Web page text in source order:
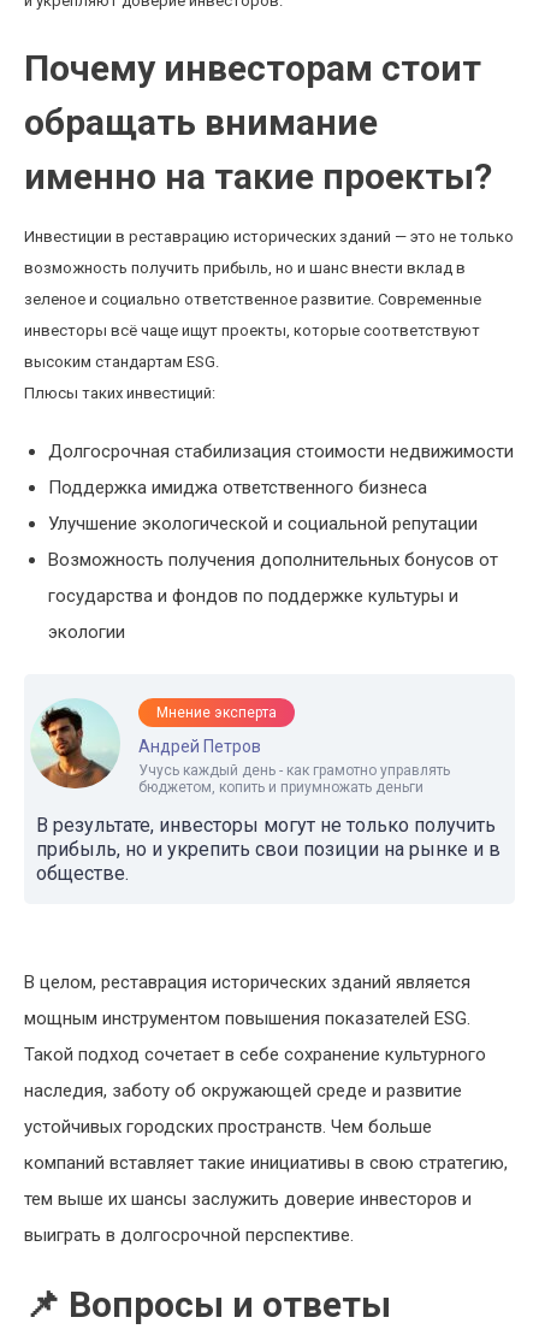
Почему инвесторам стоит
обращать внимание
именно на такие проекты?
Инвестиции в реставрацию исторических зданий — это не только
возможность получить прибыль, но и шанс внести вклад в
зеленое и социально ответственное развитие. Современные
инвесторы всё чаще ищут проекты, которые соответствуют
высоким стандартам ESG.
Плюсы таких инвестиций:
Долгосрочная стабилизация стоимости недвижимости
Поддержка имиджа ответственного бизнеса
Улучшение экологической и социальной репутации
Возможность получения дополнительных бонусов от
государства и фондов по поддержке культуры и
экологии
Мнение эксперта
Андрей Петров
Учусь каждый день - как грамотно управлять
бюджетом, копить и приумножать деньги
В результате, инвесторы могут не только получить
прибыль, но и укрепить свои позиции на рынке и в
обществе.
В целом, реставрация исторических зданий является
мощным инструментом повышения показателей ESG.
Такой подход сочетает в себе сохранение культурного
наследия, заботу об окружающей среде и развитие
устойчивых городских пространств. Чем больше
компаний вставляет такие инициативы в свою стратегию,
тем выше их шансы заслужить доверие инвесторов и
выиграть в долгосрочной перспективе.
📌 Вопросы и ответы